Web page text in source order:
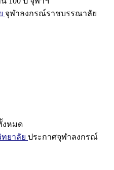
จุฬาลงกรณ์ราชบรรณาลัย
งหมด
ยาลัย ประกาศจุฬาลงกรณ์